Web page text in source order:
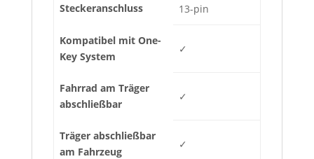
Steckeranschluss 13-pin
Kompatibel mit One-
Key System
✓
Fahrrad am Träger
abschließbar
✓
Träger abschließbar
am Fahrzeug
✓